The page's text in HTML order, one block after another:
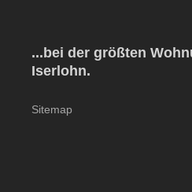
...bei der größten
Iserlohn.
Sitemap